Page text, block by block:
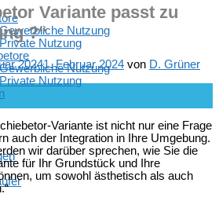
Gewerbliche Nutzung
Private Nutzung
Gewerbliche Nutzung
Private Nutzung
Variante passt zu
?“
20241. Februar 2024 von D. Grüner
Variante ist nicht nur eine Frage
auch der Integration in Ihre Umgebung.
wir darüber sprechen, wie Sie die
für Ihr Grundstück und Ihre
um sowohl ästhetisch als auch